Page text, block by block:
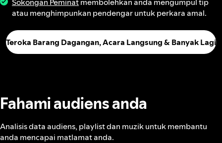
atau menghimpunkan pendengar untuk perkara amal.
Teroka Barang Dagangan, Acara Langsung & Banyak Lagi
Fahami audiens anda
Analisis data audiens, playlist dan muzik untuk membantu
anda mencapai matlamat anda.